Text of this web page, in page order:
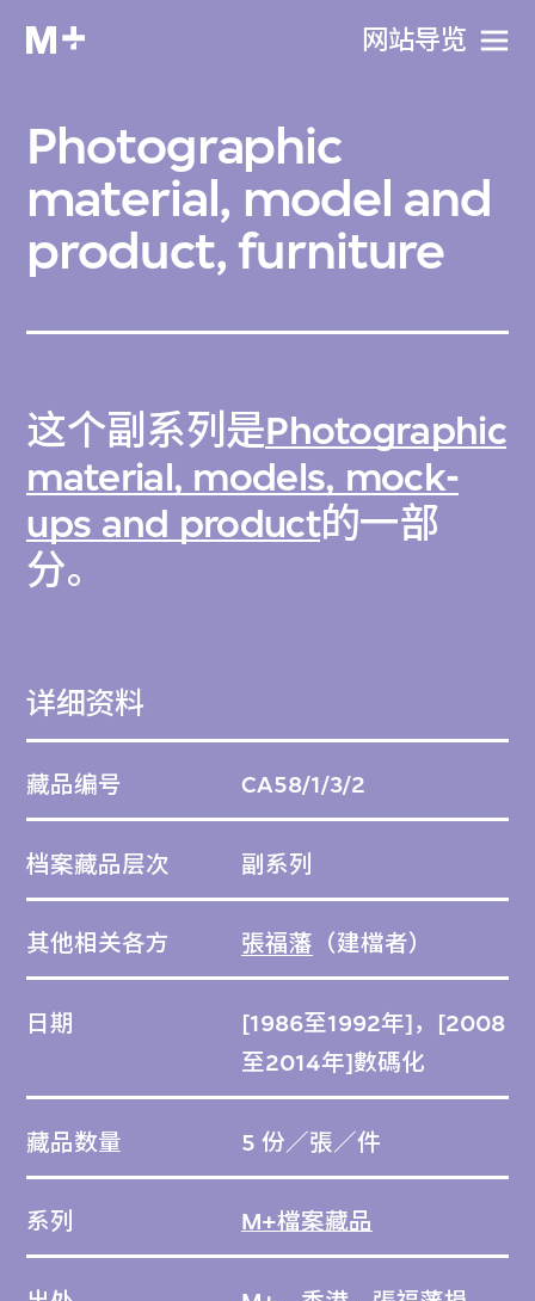
网站导览
Photographic
material, model and
product, furniture
这个副系列是Photographic
material, models, mock-
ups and product的一部
分。
详细资料
藏品编号 CA58/1/3/2
档案藏品层次 副系列
其他相关各方 張福藩 （建檔者）
日期
[1986至1992年]，[2008
至2014年]數碼化
藏品数量 5 份／張／件
系列 M+檔案藏品